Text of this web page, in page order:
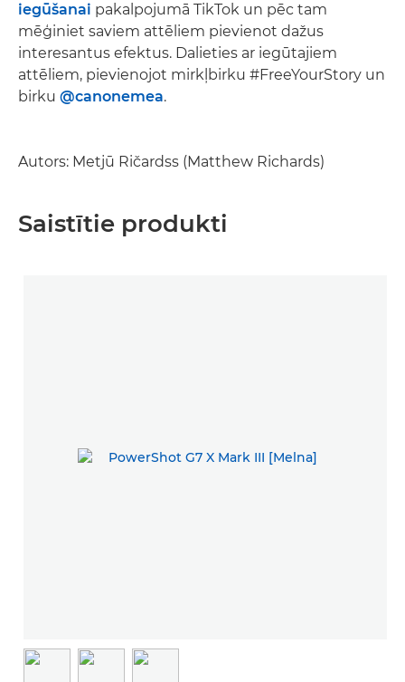
iegūšanai pakalpojumā TikTok un pēc tam
mēģiniet saviem attēliem pievienot dažus
interesantus efektus. Dalieties ar iegūtajiem
attēliem, pievienojot mirkļbirku #FreeYourStory un
birku @canonemea.
Autors: Metjū Ričardss (Matthew Richards)
Saistītie produkti